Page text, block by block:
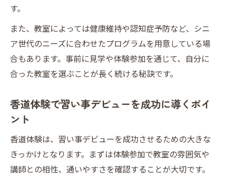
す。
また、教室によっては健康維持や認知症予防など、シニ
ア世代のニーズに合わせたプログラムを用意している場
合もあります。事前に見学や体験参加を通じて、自分に
合った教室を選ぶことが長く続ける秘訣です。
香道体験で習い事デビューを成功に導くポイ
ント
香道体験は、習い事デビューを成功させるための大きな
きっかけとなります。まずは体験参加で教室の雰囲気や
講師との相性、通いやすさを確認することが大切です。